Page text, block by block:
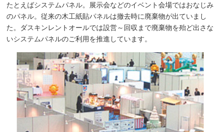
たとえばシステムパネル。展示会などのイベント会場ではおなじみ
のパネル。従来の木工紙貼パネルは撤去時に廃棄物が出ていまし
た。ダスキンレントオールでは設営～回収まで廃棄物を殆ど出さな
いシステムパネルのご利用を推進しています。